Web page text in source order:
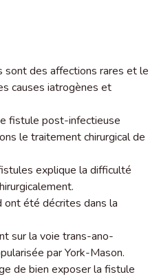
des affections rares et le
causes iatrogènes et
fistule post-infectieuse
le traitement chirurgical de
explique la difficulté
ont été décrites dans la
sur la voie trans-ano-
par York-Mason.
de bien exposer la fistule